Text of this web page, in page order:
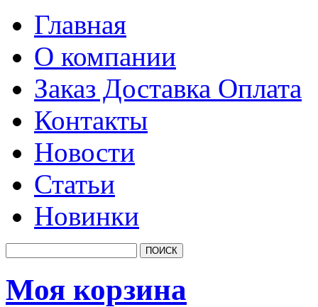
Главная
О компании
Заказ Доставка Оплата
Контакты
Новости
Статьи
Новинки
Моя корзина